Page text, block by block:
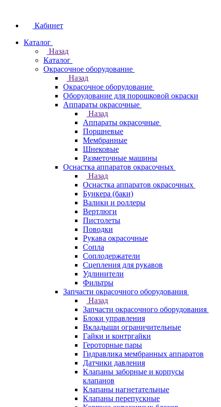
Кабинет
Каталог
Назад
Каталог
Окрасочное оборудование
Назад
Окрасочное оборудование
Оборудование для порошковой окраски
Аппараты окрасочные
Назад
Аппараты окрасочные
Поршневые
Мембранные
Шнековые
Разметочные машины
Оснастка аппаратов окрасочных
Назад
Оснастка аппаратов окрасочных
Бункера (баки)
Валики и роллеры
Вертлюги
Пистолеты
Поводки
Рукава окрасочные
Сопла
Соплодержатели
Сцепления для рукавов
Удлинители
Фильтры
Запчасти окрасочного оборудования
Назад
Запчасти окрасочного оборудования
Блоки управления
Вкладыши ограничительные
Гайки и контргайки
Героторные пары
Гидравлика мембранных аппаратов
Датчики давления
Клапаны заборные и корпусы
клапанов
Клапаны нагнетательные
Клапаны перепускные